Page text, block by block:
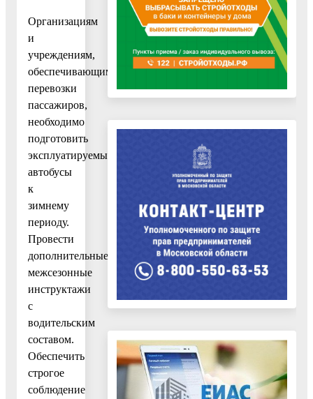
Организациям
и
учреждениям,
обеспечивающим
перевозки
пассажиров,
необходимо
подготовить
эксплуатируемые
автобусы
к
зимнему
периоду.
Провести
дополнительные
межсезонные
инструктажи
с
водительским
составом.
Обеспечить
строгое
соблюдение